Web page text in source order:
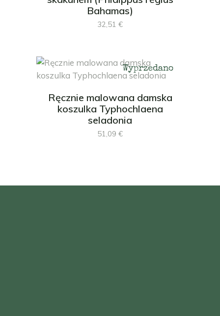
Bahamas)
32,51 €
Wyprzedano
Ręcznie malowana damska
koszulka Typhochlaena
seladonia
51,09 €